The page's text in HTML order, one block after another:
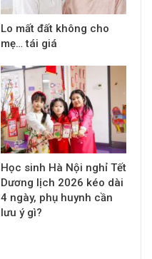
Lo mất đất không cho
mẹ… tái giá
Học sinh Hà Nội nghỉ Tết
Dương lịch 2026 kéo dài
4 ngày, phụ huynh cần
lưu ý gì?